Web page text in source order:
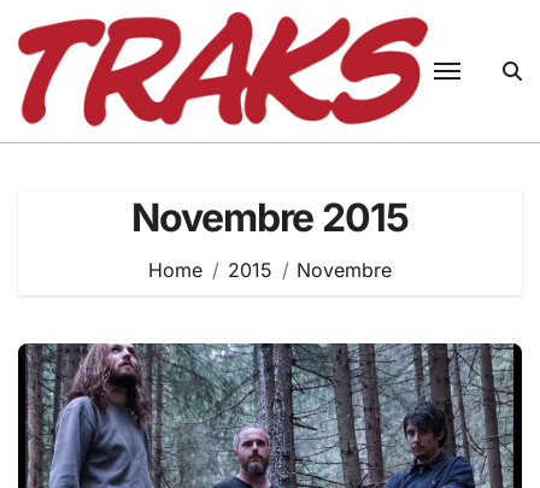
content
Novembre 2015
Home 2015 Novembre